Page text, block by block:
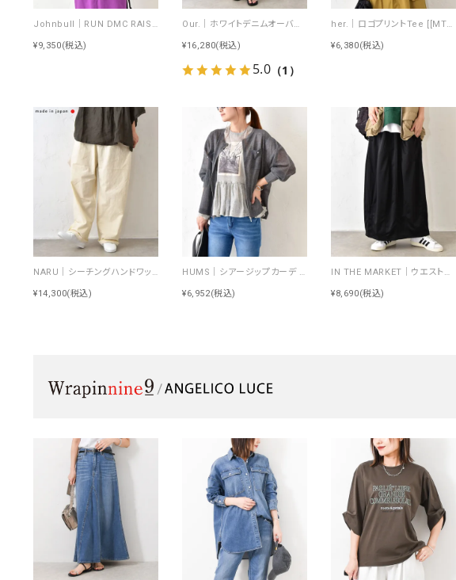
Johnbull｜RUN DMC RAISING HELL Tee [[JT263C39]][C]
¥9,350(税込)
Our.｜ホワイトデニムオーバーオール [[Our-022-1]][C]
¥16,280(税込)
5.0（1）
her.｜ロゴプリントTee [[MTAH604-0721]][C]
¥6,380(税込)
NARU｜シーチングハンドワッシャーノッポパンツ [[643855BE]][C]
¥14,300(税込)
HUMS｜シアージップカーデ [[RNK-2674]][C]
¥6,952(税込)
IN THE MARKET｜ウエストイージートラック素材スカート [[C-2570]][C]
¥8,690(税込)